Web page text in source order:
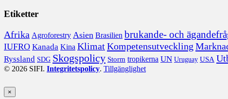
Etiketter
Afrika Agroforestry Asien Brasilien brukande- och
IUFRO Kanada Kina KlimatKompetensutveckling
Ryssland SDG Skogspolicy Storm tropikerna UN Uruguay USA
© 2026 SIFI. Integritetspolicy. Tillgänglighet
×